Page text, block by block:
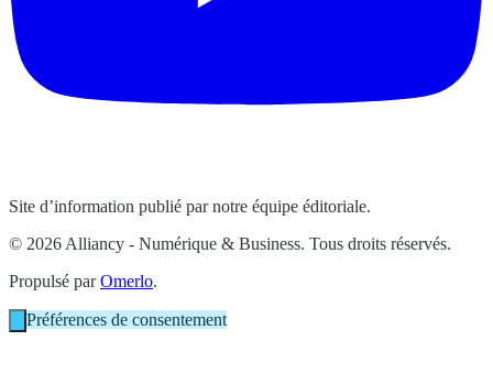
Site d’information publié par notre équipe éditoriale.
© 2026 Alliancy - Numérique & Business. Tous droits réservés.
Propulsé parOmerlo.
Préférences de consentement